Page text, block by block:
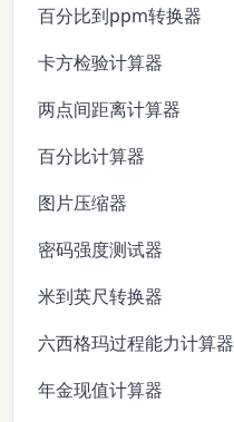
百分比到ppm转换器
卡方检验计算器
两点间距离计算器
百分比计算器
图片压缩器
密码强度测试器
米到英尺转换器
六西格玛过程能力计算器
年金现值计算器